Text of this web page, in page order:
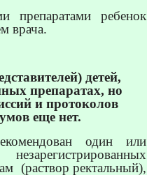
препаратами ребенок
врача.
детей,
препаратах, но
и протоколов
еще нет.
один или
(раствор ректальный),